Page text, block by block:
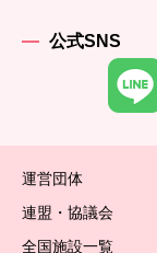
公式SNS
運営団体
連盟・協議会
全国施設一覧